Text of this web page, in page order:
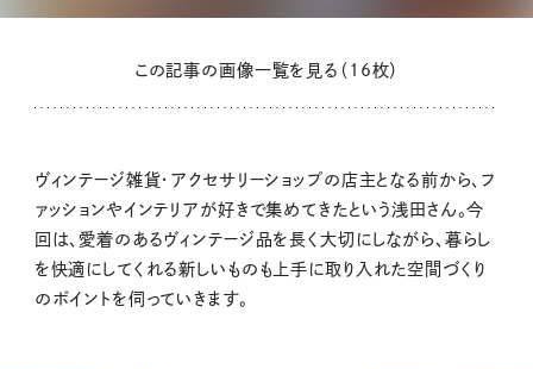
この記事の画像一覧を見る（16枚）
ヴィンテージ雑貨・アクセサリーショップの店主となる前から、フ
ァッションやインテリアが好きで集めてきたという浅田さん。今
回は、愛着のあるヴィンテージ品を長く大切にしながら、暮らし
を快適にしてくれる新しいものも上手に取り入れた空間づくり
のポイントを伺っていきます。